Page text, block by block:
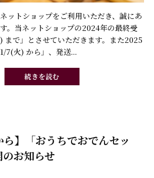
ットショップをご利用いただき、誠にあ
。当ネットショップの2024年の最終受
まで」とさせていただきます。また2025
7(火) から」、発送...
続きを読む
ら】「おうちでおでんセッ
のお知らせ